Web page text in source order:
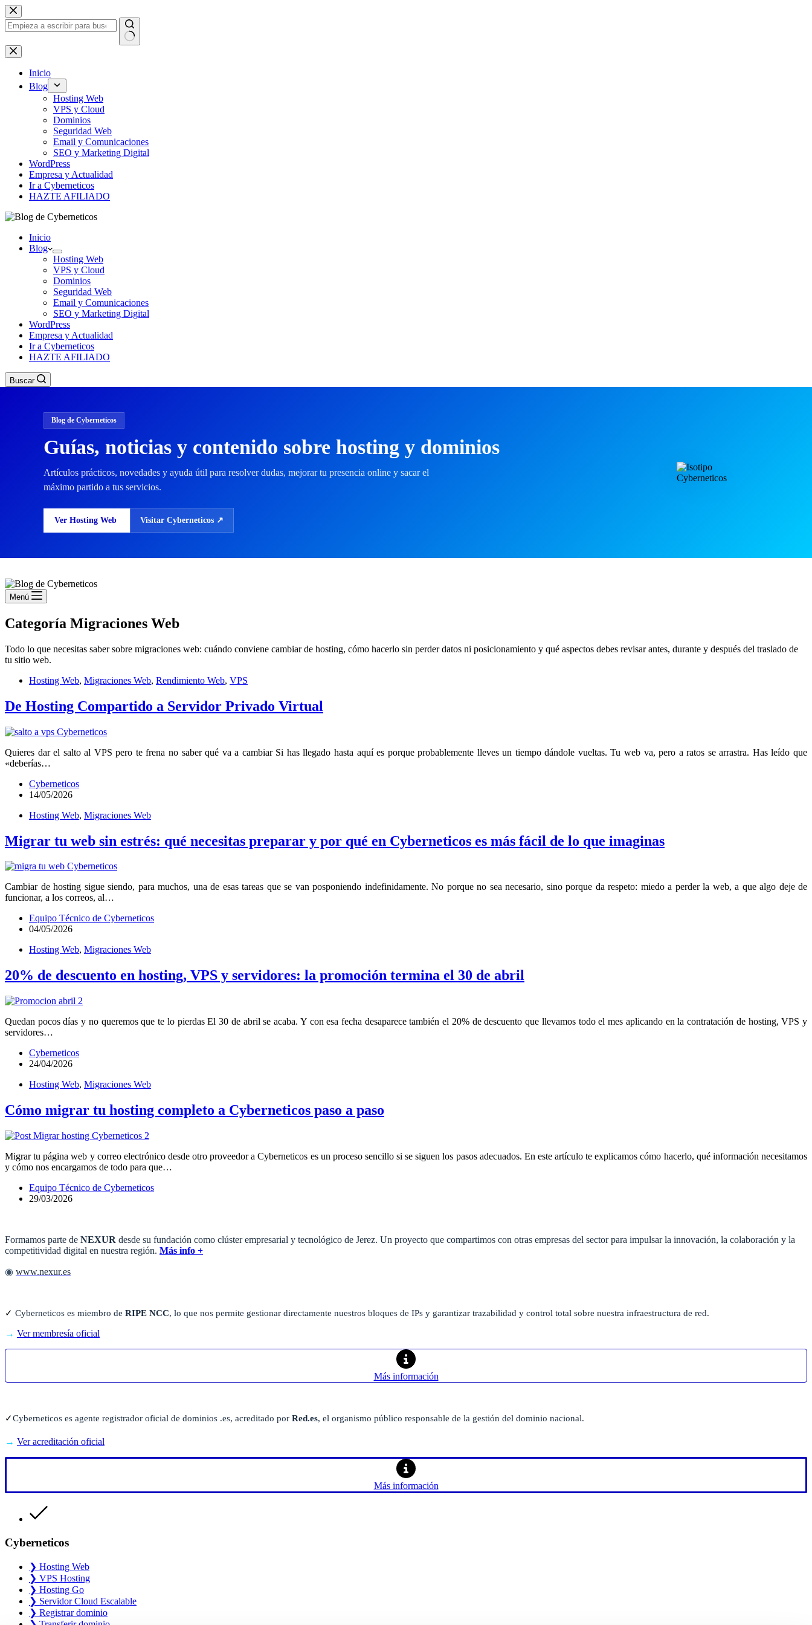
Saltar
al
contenido
Sin
resultados
Inicio
Blog
Hosting Web
VPS y Cloud
Dominios
Seguridad Web
Email y Comunicaciones
SEO y Marketing Digital
WordPress
Empresa y Actualidad
Ir a Cyberneticos
HAZTE AFILIADO
Inicio
Blog
Hosting Web
VPS y Cloud
Dominios
Seguridad Web
Email y Comunicaciones
SEO y Marketing Digital
WordPress
Empresa y Actualidad
Ir a Cyberneticos
HAZTE AFILIADO
Buscar
Blog de Cyberneticos
Guías, noticias y contenido sobre hosting y dominios
Artículos prácticos, novedades y ayuda útil para resolver dudas, mejorar tu presencia online y sacar el
máximo partido a tus servicios.
Ver Hosting Web Visitar Cyberneticos ↗
Menú
Categoría Migraciones Web
Todo lo que necesitas saber sobre migraciones web: cuándo conviene cambiar de hosting, cómo hacerlo sin perder datos ni posicionamiento y qué aspectos debes revisar antes, durante y después del traslado de
tu sitio web.
Hosting Web, Migraciones Web, Rendimiento Web, VPS
De Hosting Compartido a Servidor Privado Virtual
Quieres dar el salto al VPS pero te frena no saber qué va a cambiar Si has llegado hasta aquí es porque probablemente lleves un tiempo dándole vueltas. Tu web va, pero a ratos se arrastra. Has leído que
«deberías…
Cyberneticos
14/05/2026
Hosting Web, Migraciones Web
Migrar tu web sin estrés: qué necesitas preparar y por qué en Cyberneticos es más fácil de lo que imaginas
Cambiar de hosting sigue siendo, para muchos, una de esas tareas que se van posponiendo indefinidamente. No porque no sea necesario, sino porque da respeto: miedo a perder la web, a que algo deje de
funcionar, a los correos, al…
Equipo Técnico de Cyberneticos
04/05/2026
Hosting Web, Migraciones Web
20% de descuento en hosting, VPS y servidores: la promoción termina el 30 de abril
Quedan pocos días y no queremos que te lo pierdas El 30 de abril se acaba. Y con esa fecha desaparece también el 20% de descuento que llevamos todo el mes aplicando en la contratación de hosting, VPS y
servidores…
Cyberneticos
24/04/2026
Hosting Web, Migraciones Web
Cómo migrar tu hosting completo a Cyberneticos paso a paso
Migrar tu página web y correo electrónico desde otro proveedor a Cyberneticos es un proceso sencillo si se siguen los pasos adecuados. En este artículo te explicamos cómo hacerlo, qué información necesitamos
y cómo nos encargamos de todo para que…
Equipo Técnico de Cyberneticos
29/03/2026
Formamos parte de NEXUR desde su fundación como clúster empresarial y tecnológico de Jerez. Un proyecto que compartimos con otras empresas del sector para impulsar la innovación, la colaboración y la
competitividad digital en nuestra región. Más info +
◉ www.nexur.es
✓ Cyberneticos es miembro de RIPE NCC, lo que nos permite gestionar directamente nuestros bloques de IPs y garantizar trazabilidad y control total sobre nuestra infraestructura de red.
→ Ver membresía oficial
Más información
✓Cyberneticos es agente registrador oficial de dominios .es, acreditado por Red.es, el organismo público responsable de la gestión del dominio nacional.
→ Ver acreditación oficial
Más información
Cyberneticos
❯ Hosting Web
❯ VPS Hosting
❯ Hosting Go
❯ Servidor Cloud Escalable
❯ Registrar dominio